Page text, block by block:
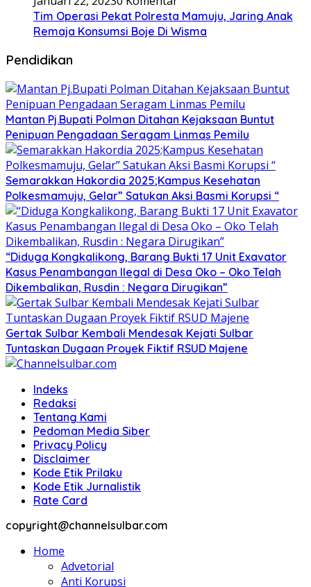
Tim Operasi Pekat Polresta Mamuju, Jaring Anak
Remaja Konsumsi Boje Di Wisma
Pendidikan
Mantan Pj.Bupati Polman Ditahan Kejaksaan Buntut
Penipuan Pengadaan Seragam Linmas Pemilu
Semarakkan Hakordia 2025;Kampus Kesehatan
Polkesmamuju, Gelar” Satukan Aksi Basmi Korupsi “
“Diduga Kongkalikong, Barang Bukti 17 Unit Exavator
Kasus Penambangan Ilegal di Desa Oko – Oko Telah
Dikembalikan, Rusdin : Negara Dirugikan”
Gertak Sulbar Kembali Mendesak Kejati Sulbar
Tuntaskan Dugaan Proyek Fiktif RSUD Majene
Indeks
Redaksi
Tentang Kami
Pedoman Media Siber
Privacy Policy
Disclaimer
Kode Etik Prilaku
Kode Etik Jurnalistik
Rate Card
copyright@channelsulbar.com
Home
Advetorial
Anti Korupsi